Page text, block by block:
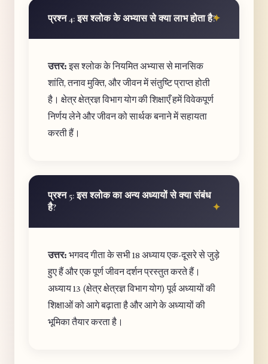
प्रश्न 4: इस श्लोक के अभ्यास से क्या लाभ होता है?
उत्तर:इस श्लोक के नियमित अभ्यास से मानसिक
शांति, तनाव मुक्ति, और जीवन में संतुष्टि प्राप्त होती
है। क्षेत्र क्षेत्रज्ञ विभाग योग की शिक्षाएँ हमें विवेकपूर्ण
निर्णय लेने और जीवन को सार्थक बनाने में सहायता
करती हैं।
प्रश्न 5: इस श्लोक का अन्य अध्यायों से क्या संबंध
है?
उत्तर: भगवद गीता के सभी 18 अध्याय एक-दूसरे से जुड़े
हुए हैं और एक पूर्ण जीवन दर्शन प्रस्तुत करते हैं।
अध्याय 13 (क्षेत्र क्षेत्रज्ञ विभाग योग) पूर्व अध्यायों की
शिक्षाओं को आगे बढ़ाता है और आगे के अध्यायों की
भूमिका तैयार करता है।